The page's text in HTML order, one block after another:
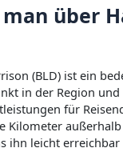
man über
(BLD) ist ein
in der Region
für
Kilometer
ihn leicht erreichbar